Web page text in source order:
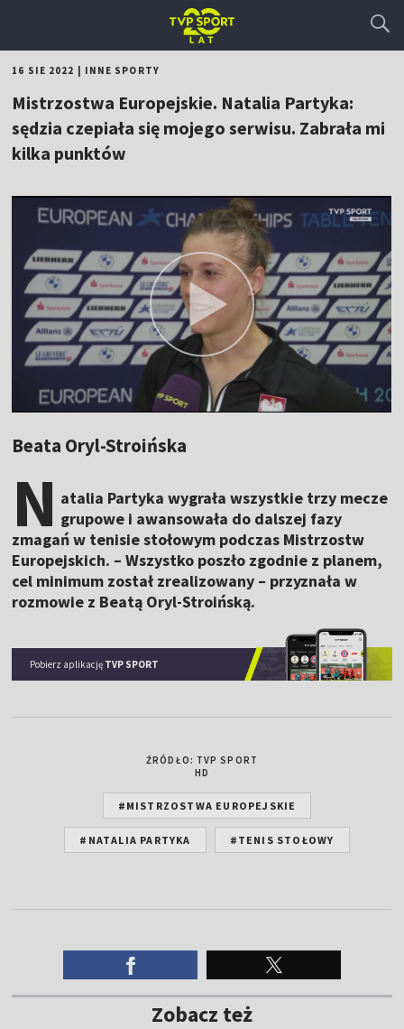
16 SIE 2022 INNE SPORTY
Mistrzostwa Europejskie. Natalia Partyka:
sędzia czepiała się mojego serwisu. Zabrała mi
kilka punktów
Beata Oryl-Stroińska
N atalia Partyka wygrała wszystkie trzy mecze
grupowe i awansowała do dalszej fazy
zmagań w tenisie stołowym podczas Mistrzostw
Europejskich. – Wszystko poszło zgodnie z planem,
cel minimum został zrealizowany – przyznała w
rozmowie z Beatą Oryl-Stroińską.
Pobierz aplikację TVP SPORT
ŹRÓDŁO: TVP SPORT
HD
#MISTRZOSTWA EUROPEJSKIE
#NATALIA PARTYKA #TENIS STOŁOWY
Zobacz też